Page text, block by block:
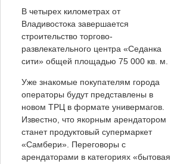
В четырех километрах от
Владивостока завершается
строительство торгово-
развлекательного центра «Седанка
сити» общей площадью 75 000 кв. м.
Уже знакомые покупателям города
операторы будут представлены в
новом ТРЦ в формате универмагов.
Известно, что якорным арендатором
станет продуктовый супермаркет
«Самбери». Переговоры с
арендаторами в категориях «бытовая